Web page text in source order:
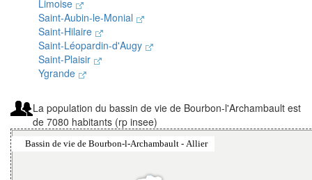
Limoise
Saint-Aubin-le-Monial
Saint-Hilaire
Saint-Léopardin-d'Augy
Saint-Plaisir
Ygrande
La population du bassin de vie de Bourbon-l'Archambault est
de 7080 habitants (rp insee)